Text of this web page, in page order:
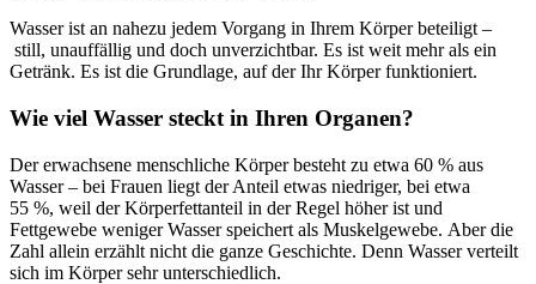
Wasser ist an nahezu jedem Vorgang in Ihrem Körper beteiligt –
still, unauffällig und doch unverzichtbar. Es ist weit mehr als ein
Getränk. Es ist die Grundlage, auf der Ihr Körper funktioniert.
Wie viel Wasser steckt in Ihren Organen?
Der erwachsene menschliche Körper besteht zu etwa 60 % aus
Wasser – bei Frauen liegt der Anteil etwas niedriger, bei etwa
55 %, weil der Körperfettanteil in der Regel höher ist und
Fettgewebe weniger Wasser speichert als Muskelgewebe. Aber die
Zahl allein erzählt nicht die ganze Geschichte. Denn Wasser verteilt
sich im Körper sehr unterschiedlich.